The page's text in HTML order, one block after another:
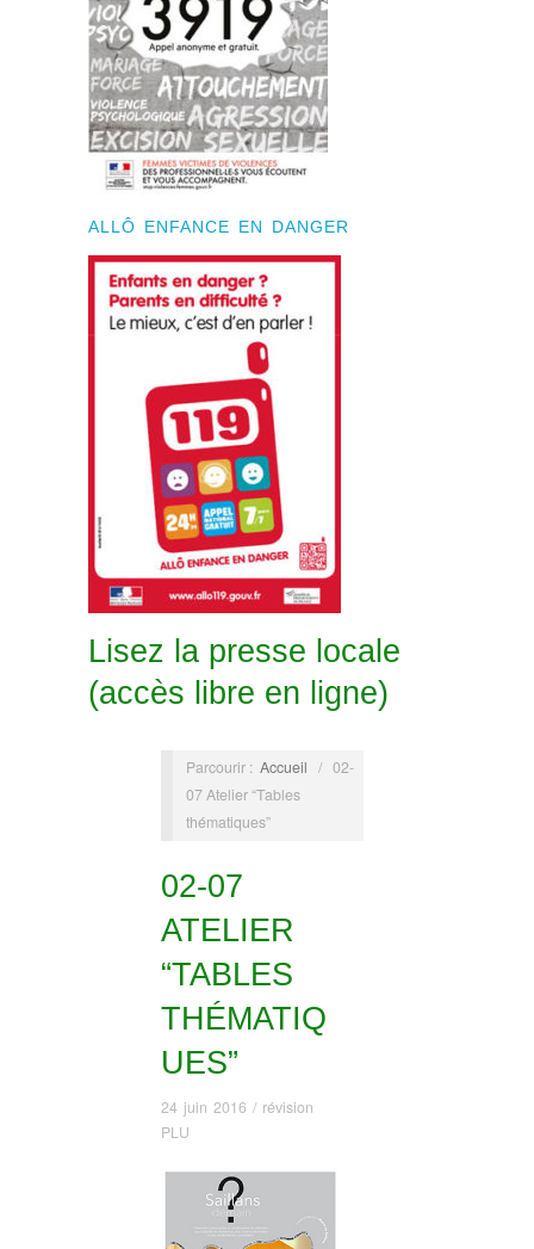
ALLÔ ENFANCE EN DANGER
Lisez la presse locale
(accès libre en ligne)
Parcourir : Accueil / 02-
07 Atelier “Tables
thématiques”
02-07
ATELIER
“TABLES
THÉMATIQ
UES”
24 juin 2016 / révision
PLU